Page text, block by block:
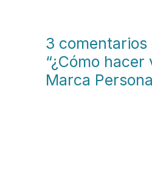
3 comentarios
“¿Cómo
Marca